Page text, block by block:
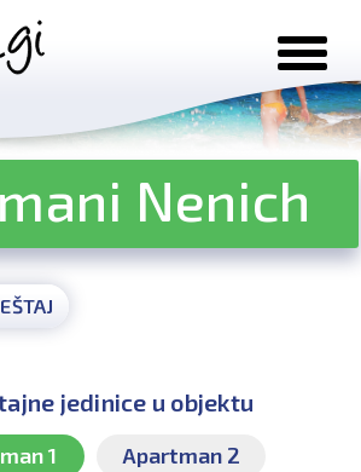
Nenich
jedinice u objektu
1 Apartman 2